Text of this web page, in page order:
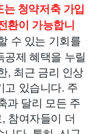
는 청약저축 가입
환이 가능합니
수 있는 기회를
제 혜택을 누릴
, 최근 금리 인상
고 있습니다. 주
과 달리 모든 주
참여자들이 더